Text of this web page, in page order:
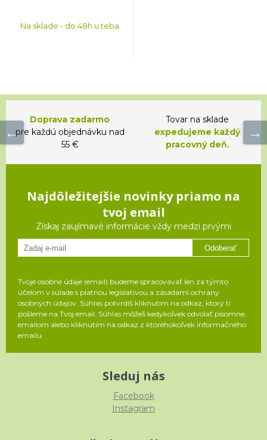
Na sklade - do 48h u teba
Doprava zadarmo
pre každú objednávku nad
55 €
Tovar na sklade
expedujeme každý
pracovný deň.
Najdôležitejšie novinky priamo na
tvoj email
Získaj zaujímavé informácie vždy medzi prvými
Odoberať
Tvoje osobné údaje (email) budeme spracovávať len za týmto
účelom v súlade s platnou legislatívou a zásadami ochrany
osobných údajov. Súhlas potvrdíš kliknutím na odkaz, ktorý ti
pošleme na Tvoj email. Súhlas môžeš kedykoľvek odvolať písomne,
emailom alebo kliknutím na odkaz z ktoréhokoľvek informačného
emailu.
Sleduj nás
Facebook
Instagram